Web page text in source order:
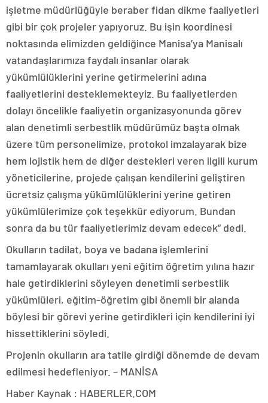
işletme müdürlüğüyle beraber fidan dikme faaliyetleri
gibi bir çok projeler yapıyoruz. Bu işin koordinesi
noktasında elimizden geldiğince Manisa’ya Manisalı
vatandaşlarımıza faydalı insanlar olarak
yükümlülüklerini yerine getirmelerini adına
faaliyetlerini desteklemekteyiz. Bu faaliyetlerden
dolayı öncelikle faaliyetin organizasyonunda görev
alan denetimli serbestlik müdürümüz başta olmak
üzere tüm personelimize, protokol imzalayarak bize
hem lojistik hem de diğer destekleri veren ilgili kurum
yöneticilerine, projede çalışan kendilerini geliştiren
ücretsiz çalışma yükümlülüklerini yerine getiren
yükümlülerimize çok teşekkür ediyorum. Bundan
sonra da bu tür faaliyetlerimiz devam edecek” dedi.
Okulların tadilat, boya ve badana işlemlerini
tamamlayarak okulları yeni eğitim öğretim yılına hazır
hale getirdiklerini söyleyen denetimli serbestlik
yükümlüleri, eğitim-öğretim gibi önemli bir alanda
böylesi bir görevi yerine getirdikleri için kendilerini iyi
hissettiklerini söyledi.
Projenin okulların ara tatile girdiği dönemde de devam
edilmesi hedefleniyor. – MANİSA
Haber Kaynak : HABERLER.COM